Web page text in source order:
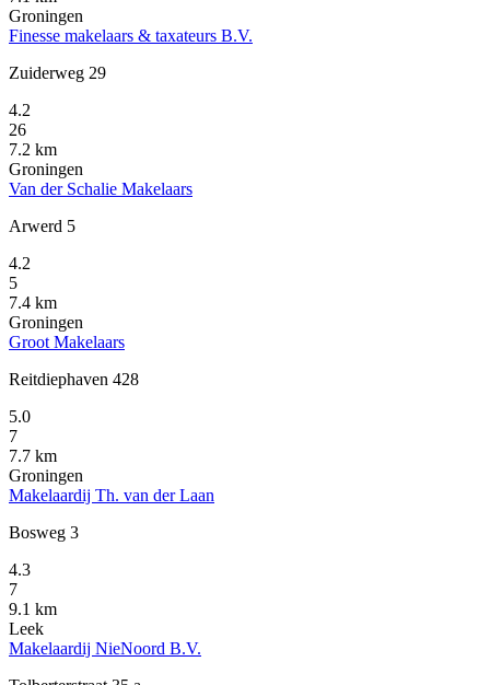
Groningen
Finesse makelaars & taxateurs B.V.
Zuiderweg 29
4.2
26
7.2 km
Groningen
Van der Schalie Makelaars
Arwerd 5
4.2
5
7.4 km
Groningen
Groot Makelaars
Reitdiephaven 428
5.0
7
7.7 km
Groningen
Makelaardij Th. van der Laan
Bosweg 3
4.3
7
9.1 km
Leek
Makelaardij NieNoord B.V.